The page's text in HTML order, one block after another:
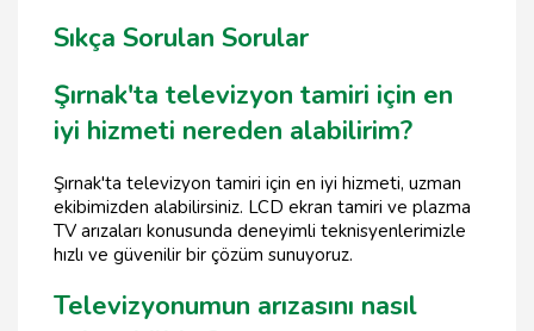
Sıkça Sorulan Sorular
Şırnak'ta televizyon tamiri için en
iyi hizmeti nereden alabilirim?
Şırnak'ta televizyon tamiri için en iyi hizmeti, uzman
ekibimizden alabilirsiniz. LCD ekran tamiri ve plazma
TV arızaları konusunda deneyimli teknisyenlerimizle
hızlı ve güvenilir bir çözüm sunuyoruz.
Televizyonumun arızasını nasıl